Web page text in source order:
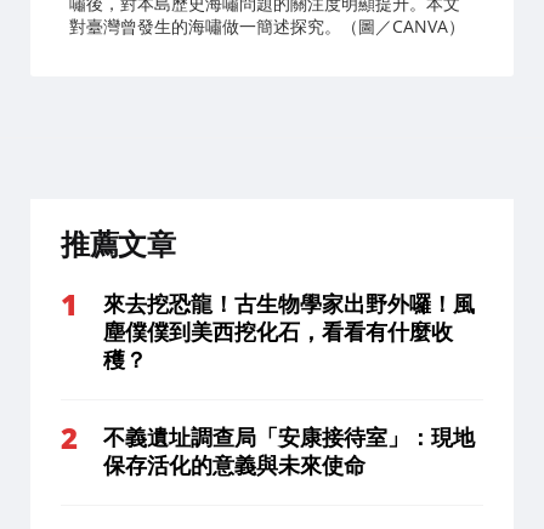
對臺灣曾發生的海嘯做一簡述探究。（圖／CANVA）
推薦文章
來去挖恐龍！古生物學家出野外囉！風
塵僕僕到美西挖化石，看看有什麼收
穫？
不義遺址調查局「安康接待室」：現地
保存活化的意義與未來使命